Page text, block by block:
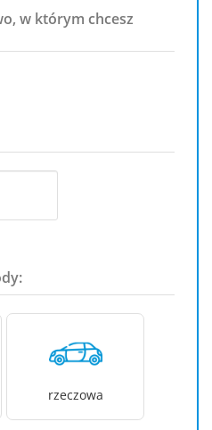
w którym chcesz
rzeczowa